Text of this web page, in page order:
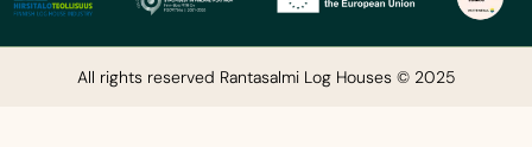
All rights reserved Rantasalmi Log Houses © 2025